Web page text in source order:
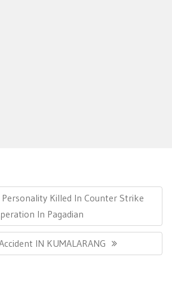
Killed In Counter Strike
In Pagadian
IN KUMALARANG